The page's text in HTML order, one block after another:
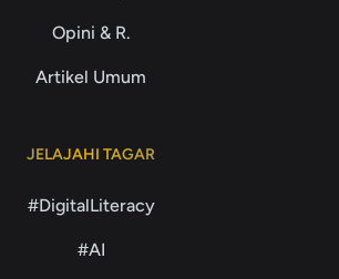
Opini & R.
Artikel Umum
JELAJAHI TAGAR
#DigitalLiteracy
#AI